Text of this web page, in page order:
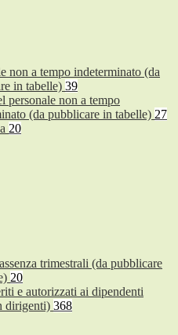
non a tempo indeterminato (da
in tabelle) 39
personale non a tempo
(da pubblicare in tabelle) 27
20
trimestrali (da pubblicare
20
e autorizzati ai dipendenti
dirigenti) 368